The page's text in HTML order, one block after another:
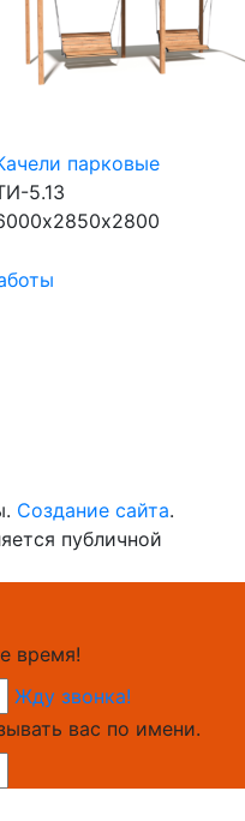
парковые
5.13
Создание сайта.
публичной
время!
Жду звонка!
вас по имени.